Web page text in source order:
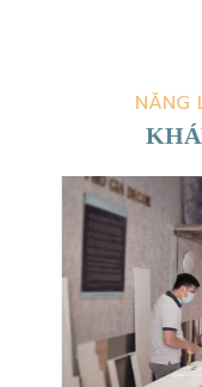
NĂNG